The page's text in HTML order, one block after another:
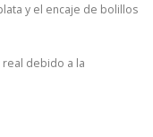
y el encaje de bolillos
debido a la